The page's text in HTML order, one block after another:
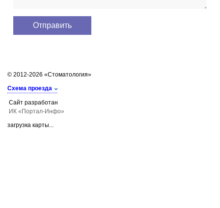
© 2012-2026 «Стоматология»
Схема проезда
Сайт разработан
ИК «Портал-Инфо»
загрузка карты...